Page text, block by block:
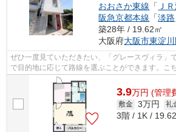
おおさか東線 「 Ｊ
阪急京都本線 「淡路
築28年 / 19.62㎡
大阪府大阪市東淀
ぜひ一度見ていただきたい、「グレースヴィラ」
で目的地に応じて路線を選ぶことができます。こ
す。広々とした空間を確保できるのが鉄...
3.9万円 (管理
敷金 3万円 礼
3階 / 1K /